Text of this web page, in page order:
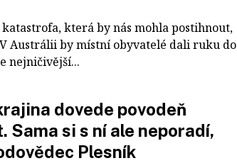
katastrofa, která by nás mohla postihnout,
Austrálii by místní obyvatelé dali ruku do
nejničivější...
dovede povodeň
Sama si s ní ale neporadí,
Plesník